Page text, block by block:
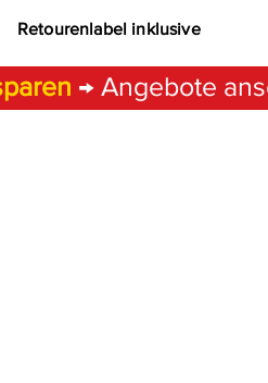
Retourenlabel inklusive
→ Angebote